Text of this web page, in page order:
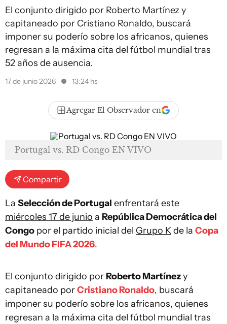
El conjunto dirigido por Roberto Martínez y
capitaneado por Cristiano Ronaldo, buscará
imponer su poderío sobre los africanos, quienes
regresan a la máxima cita del fútbol mundial tras
52 años de ausencia.
17 de junio 2026 13:24 hs
Agregar El Observador en
Portugal vs. RD Congo EN VIVO
Compartir
La Selección de Portugal enfrentará este
miércoles 17 de junio a República Democrática del
Congo por el partido inicial del Grupo Kde la Copa
del Mundo FIFA 2026.
El conjunto dirigido porRoberto Martínezy
capitaneado porCristiano Ronaldo, buscará
imponer su poderío sobre los africanos, quienes
regresan a la máxima cita del fútbol mundial tras